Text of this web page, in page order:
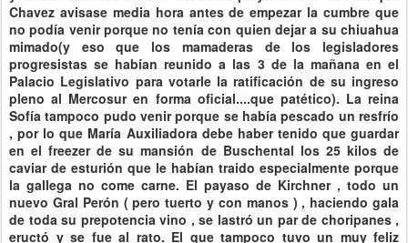
Chavez avisase media hora antes de empezar la cumbre que
no podía venir porque no tenía con quien dejar a su chiuahua
mimado(y eso que los mamaderas de los legisladores
progresistas se habían reunido a las 3 de la mañana en el
Palacio Legislativo para votarle la ratificación de su ingreso
pleno al Mercosur en forma oficial....que patético). La reina
Sofía tampoco pudo venir porque se había pescado un resfrío
, por lo que María Auxiliadora debe haber tenido que guardar
en el freezer de su mansión de Buschental los 25 kilos de
caviar de esturión que le habían traido especialmente porque
la gallega no come carne. El payaso de Kirchner , todo un
nuevo Gral Perón ( pero tuerto y con manos ) , haciendo gala
de toda su prepotencia vino , se lastró un par de choripanes ,
eructó y se fue al rato. El que tampoco tuvo un muy feliz